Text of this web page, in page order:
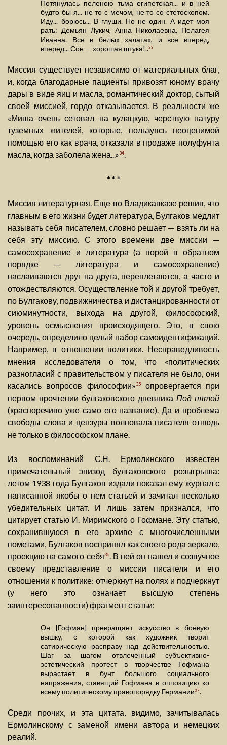
Потянулась пеленою тьма египетская... и в ней
будто бы я... не то с мечом, не то со стетоскопом.
Иду... борюсь... В глуши. Но не один. А идет моя
рать: Демьян Лукич, Анна Николаевна, Пелагея
Иванна. Все в белых халатах, и все вперед,
вперед... Сон — хорошая штука!..33
Миссия существует независимо от материальных благ,
и, когда благодарные пациенты привозят юному врачу
дары в виде яиц и масла, романтический доктор, сытый
своей миссией, гордо отказывается. В реальности же
«Миша очень сетовал на кулацкую, черствую натуру
туземных жителей, которые, пользуясь неоценимой
помощью его как врача, отказали в продаже полуфунта
масла, когда заболела жена...»34.
* * *
Миссия литературная. Еще во Владикавказе решив, что
главным в его жизни будет литература, Булгаков медлит
называть себя писателем, словно решает — взять ли на
себя эту миссию. С этого времени две миссии —
самосохранение и литература (а порой в обратном
порядке — литература и самосохранение)
наслаиваются друг на друга, переплетаются, а часто и
отождествляются. Осуществление той и другой требует,
по Булгакову, подвижничества и дистанцированности от
сиюминутности, выхода на другой, философский,
уровень осмысления происходящего. Это, в свою
очередь, определило целый набор самоидентификаций.
Например, в отношении политики. Несправедливость
мнения исследователя о том, что «политических
разногласий с правительством у писателя не было, они
касались вопросов философии»35опровергается при
первом прочтении булгаковского дневника Под пятой
(красноречиво уже само его название). Да и проблема
свободы слова и цензуры волновала писателя отнюдь
не только в философском плане.
Из воспоминаний С.Н. Ермолинского известен
примечательный эпизод булгаковского розыгрыша:
летом 1938 года Булгаков издали показал ему журнал с
написанной якобы о нем статьей и зачитал несколько
убедительных цитат. И лишь затем признался, что
цитирует статью И. Миримского о Гофмане. Эту статью,
сохранившуюся в его архиве с многочисленными
пометами, Булгаков воспринял как своего рода зеркало,
проекцию на самого себя36. В ней он нашел и созвучное
своему представление о миссии писателя и его
отношении к политике: отчеркнут на полях и подчеркнут
(у него это означает высшую степень
заинтересованности) фрагмент статьи:
Он [Гофман] превращает искусство в боевую
вышку, с которой как художник творит
сатирическую расправу над действительностью.
Шаг за шагом отвлеченный субъективно-
эстетический протест в творчестве Гофмана
вырастает в бунт большого социального
напряжения, ставящий Гофмана в оппозицию ко
всему политическому правопорядку Германии37.
Среди прочих, и эта цитата, видимо, зачитывалась
Ермолинскому с заменой имени автора и немецких
реалий.